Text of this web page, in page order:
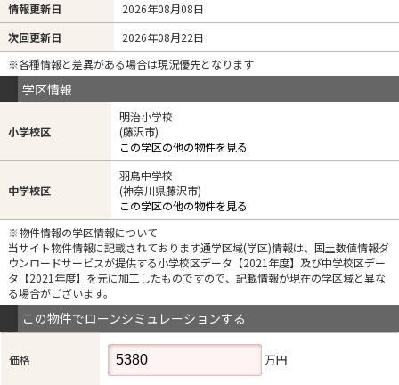
情報更新日
2026年08月08日
次回更新日
2026年08月22日
※各種情報と差異がある場合は現況優先となります
学区情報
小学校区
明治小学校
(藤沢市)
この学区の他の物件を見る
中学校区
羽鳥中学校
(神奈川県藤沢市)
この学区の他の物件を見る
※物件情報の学区情報について
当サイト物件情報に記載されております通学区域(学区)情報は、国土数値情報ダ
ウンロードサービスが提供する小学校区データ【2021年度】及び中学校区デー
タ【2021年度】を元に加工したものですので、記載情報が現在の学区域と異な
る場合がございます。
この物件でローンシミュレーションする
価格 万円